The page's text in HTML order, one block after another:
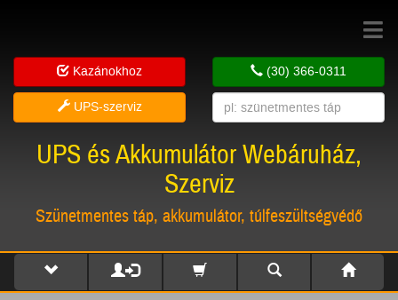
Toggle
Kazánokhoz
UPS-szerviz
(30) 366-0311
UPS és Akkumulátor Webáruház,
Szerviz
Szünetmentes táp, akkumulátor, túlfeszültségvédő